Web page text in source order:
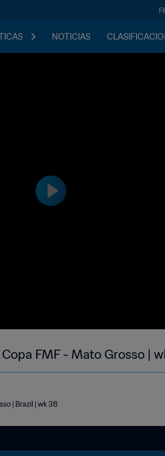
NOTICIAS
FMF - Mato Grosso |
| Brazil | wk 38